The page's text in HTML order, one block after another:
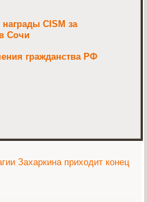
CISM за
Сочи
гражданства РФ
Захаркина приходит конец